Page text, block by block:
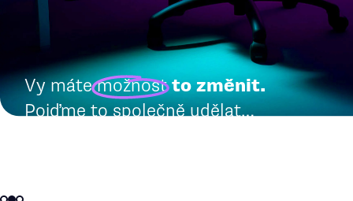
Vy mátemožnostto změnit.
Pojďme to společně udělat…